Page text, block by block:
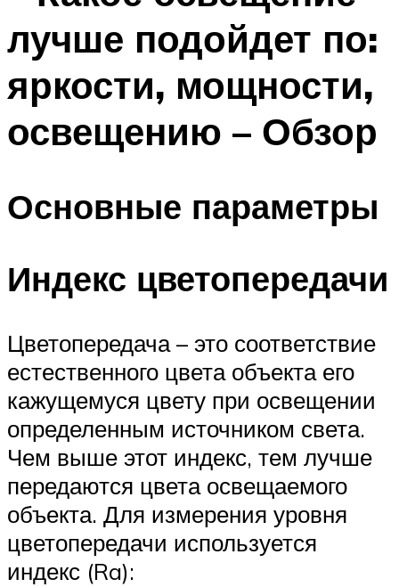
лучше подойдет по:
яркости, мощности,
освещению – Обзор
Основные параметры
Индекс цветопередачи
Цветопередача – это соответствие
естественного цвета объекта его
кажущемуся цвету при освещении
определенным источником света.
Чем выше этот индекс, тем лучше
передаются цвета освещаемого
объекта. Для измерения уровня
цветопередачи используется
индекс (Ra):